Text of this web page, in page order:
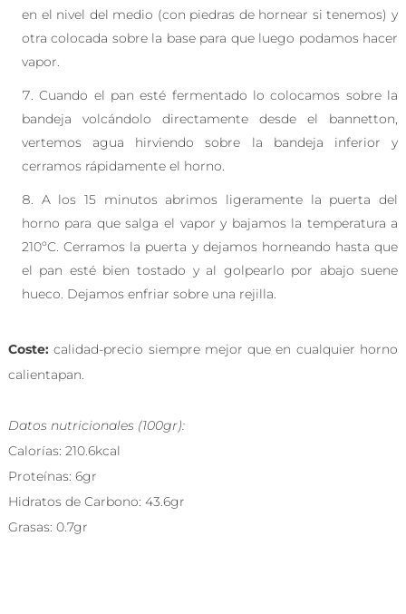
en el nivel del medio (con piedras de hornear si tenemos) y
otra colocada sobre la base para que luego podamos hacer
vapor.
Cuando el pan esté fermentado lo colocamos sobre la
bandeja volcándolo directamente desde el bannetton,
vertemos agua hirviendo sobre la bandeja inferior y
cerramos rápidamente el horno.
A los 15 minutos abrimos ligeramente la puerta del
horno para que salga el vapor y bajamos la temperatura a
210ºC. Cerramos la puerta y dejamos horneando hasta que
el pan esté bien tostado y al golpearlo por abajo suene
hueco. Dejamos enfriar sobre una rejilla.
Coste: calidad-precio siempre mejor que en cualquier horno
calientapan.
Datos nutricionales (100gr):
Calorías: 210.6kcal
Proteínas: 6gr
Hidratos de Carbono: 43.6gr
Grasas: 0.7gr